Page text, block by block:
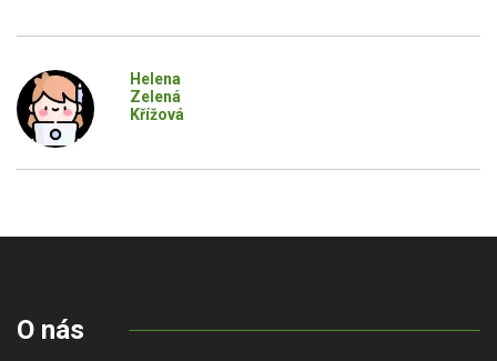
Helena
Zelená
Křížová
O nás